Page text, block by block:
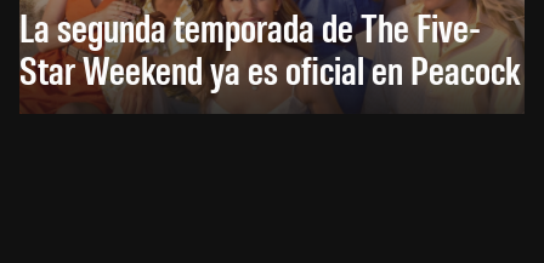
La segunda temporada de The Five-
Star Weekend ya es oficial en Peacock